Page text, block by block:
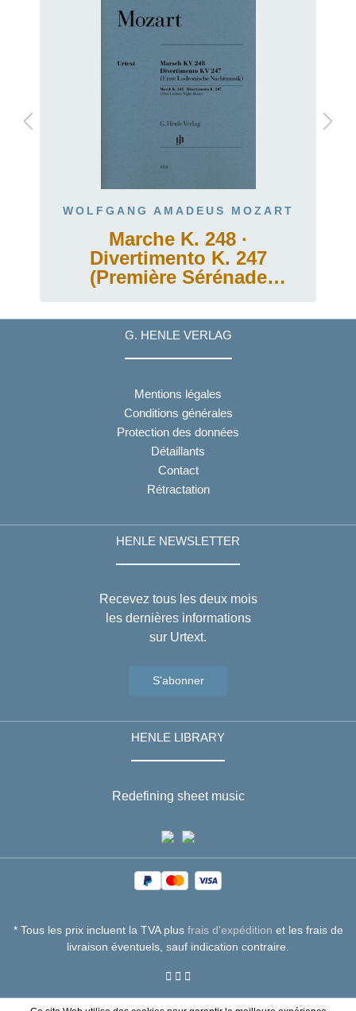
WOLFGANG AMADEUS MOZART
Marche K. 248 ·
Divertimento K. 247
(Première Sérénade
G. HENLE VERLAG
Mentions légales
Conditions générales
Protection des données
Détaillants
Contact
Rétractation
HENLE NEWSLETTER
Recevez tous les deux mois
les dernières informations
sur Urtext.
S'abonner
HENLE LIBRARY
Redefining sheet music
* Tous les prix incluent la TVA plus frais d'expédition et les frais de
livraison éventuels, sauf indication contraire.